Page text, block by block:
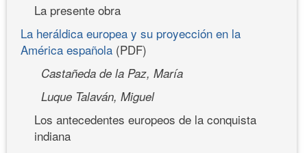
La presente obra
La heráldica europea y su proyección en la
América española (PDF)
Castañeda de la Paz, María
Luque Talaván, Miguel
Los antecedentes europeos de la conquista
indiana